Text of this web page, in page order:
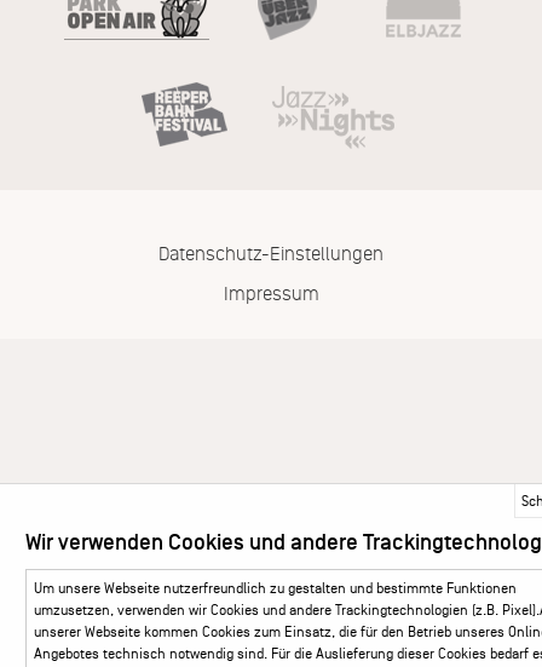
Datenschutz-Einstellungen
Impressum
Wir verwenden Cookies und andere
Um unsere Webseite nutzerfreundlich zu gestalten und bestimmte Funktionen
umzusetzen, verwenden wir Cookies und andere Trackingtechnologien (z.B.
unserer Webseite kommen Cookies zum Einsatz, die für den Betrieb unseres
Angebotes technisch notwendig sind. Für die Auslieferung dieser Cookies bedarf